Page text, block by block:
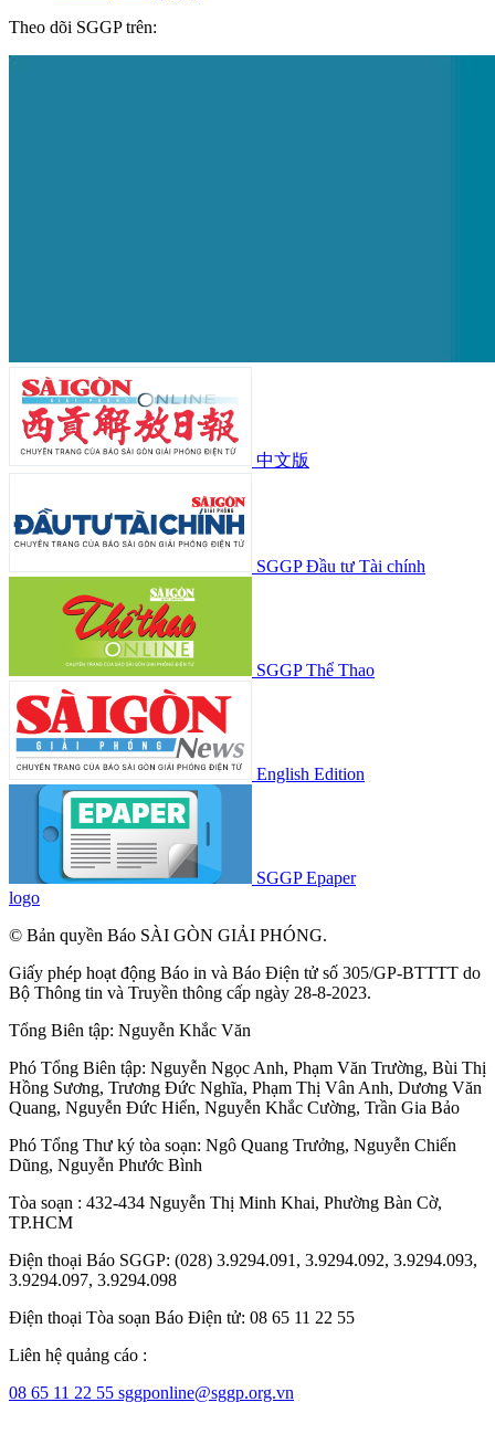
Theo dõi SGGP trên:
中文版
SGGP Đầu tư Tài chính
SGGP Thể Thao
English Edition
SGGP Epaper
logo
© Bản quyền Báo SÀI GÒN GIẢI PHÓNG.
Giấy phép hoạt động Báo in và Báo Điện tử số 305/GP-BTTTT do
Bộ Thông tin và Truyền thông cấp ngày 28-8-2023.
Tổng Biên tập: Nguyễn Khắc Văn
Phó Tổng Biên tập: Nguyễn Ngọc Anh, Phạm Văn Trường, Bùi Thị
Hồng Sương, Trương Đức Nghĩa, Phạm Thị Vân Anh, Dương Văn
Quang, Nguyễn Đức Hiển, Nguyễn Khắc Cường, Trần Gia Bảo
Phó Tổng Thư ký tòa soạn: Ngô Quang Trưởng, Nguyễn Chiến
Dũng, Nguyễn Phước Bình
Tòa soạn : 432-434 Nguyễn Thị Minh Khai, Phường Bàn Cờ,
TP.HCM
Điện thoại Báo SGGP: (028) 3.9294.091, 3.9294.092, 3.9294.093,
3.9294.097, 3.9294.098
Điện thoại Tòa soạn Báo Điện tử: 08 65 11 22 55
Liên hệ quảng cáo :
08 65 11 22 55 sggponline@sggp.org.vn